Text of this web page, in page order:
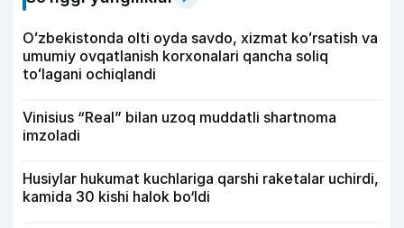
Oʻzbekistonda olti oyda savdo, xizmat koʻrsatish va
umumiy ovqatlanish korxonalari qancha soliq
toʻlagani ochiqlandi
Vinisius “Real” bilan uzoq muddatli shartnoma
imzoladi
Husiylar hukumat kuchlariga qarshi raketalar uchirdi,
kamida 30 kishi halok bo‘ldi